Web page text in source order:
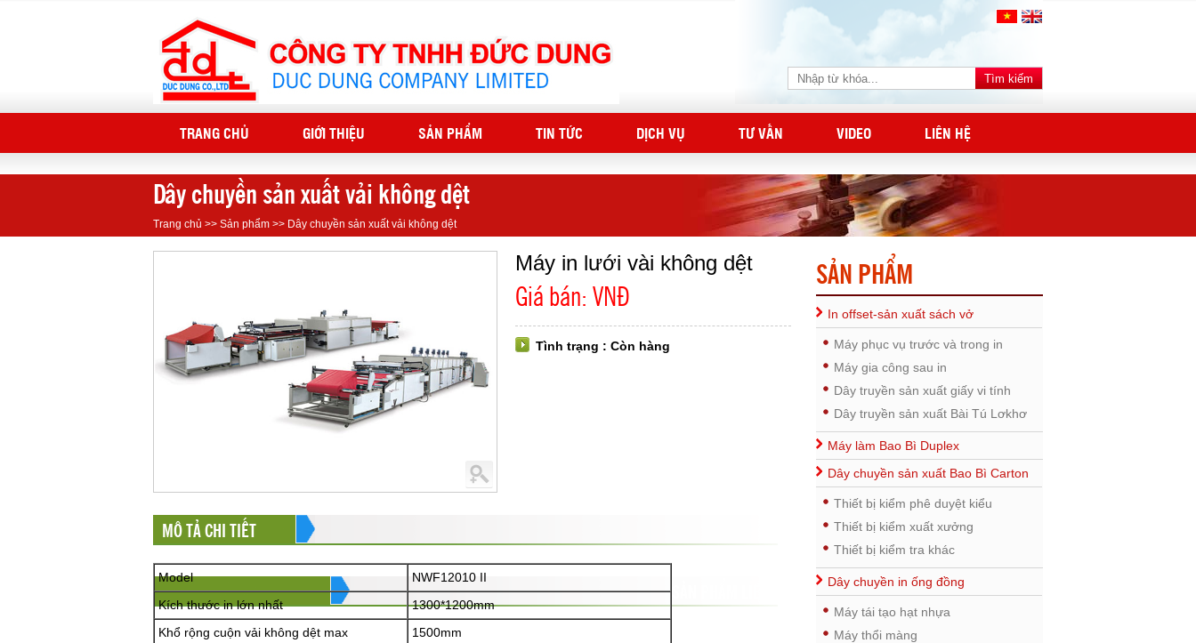
TRANG CHỦ GIỚI THIỆU SẢN PHẨM TIN TỨC DỊCH VỤ TƯ VẤN VIDEO LIÊN HỆ
Dây chuyền sản xuất vải không dệt
Trang chủ >> Sản phẩm >> Dây chuyền sản xuất vải không dệt
Máy in lưới vài không dệt
Giá bán: VNĐ
Tình trạng : Còn hàng
MÔ TẢ CHI TIẾT
Model
NWF12010 II
Kích thước in lớn nhất
1300*1200mm
Khổ rộng cuộn vải không dệt max
1500mm
SẢN PHẨM
In offset-sản xuất sách vở
Máy phục vụ trước và trong in
Máy gia công sau in
Dây truyền sản xuất giấy vi tính
Dây truyền sản xuất Bài Tú Lơkhơ
Máy làm Bao Bì Duplex
Dây chuyền sản xuất Bao Bì Carton
Thiết bị kiểm phê duyệt kiểu
Thiết bị kiểm xuất xưởng
Thiết bị kiểm tra khác
Dây chuyền in ống đồng
Máy tái tạo hạt nhựa
Máy thổi màng